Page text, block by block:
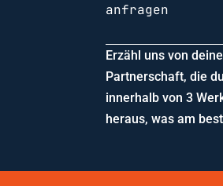
anfragen
Erzähl uns von
Partnerschaft, die
innerhalb von 3
heraus, was am